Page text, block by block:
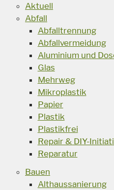
Aktuell
Abfall
Abfalltrennung
Abfallvermeidung
Aluminium und
Glas
Mehrweg
Mikroplastik
Papier
Plastik
Plastikfrei
Repair & DIY-
Reparatur
Bauen
Althaussanierung